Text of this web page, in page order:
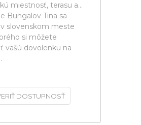
miestnosť, terasu a...
Bungalov Tina sa
slovenskom meste
si môžete
vašú dovolenku na
DOSTUPNOSŤ